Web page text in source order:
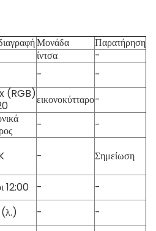
Μονάδα
Παρατήρηση
ίντσα
-
-
-
(RGB)εικονοκύτταρο-
- -
- Σημείωση
12:00 -
-
-
-